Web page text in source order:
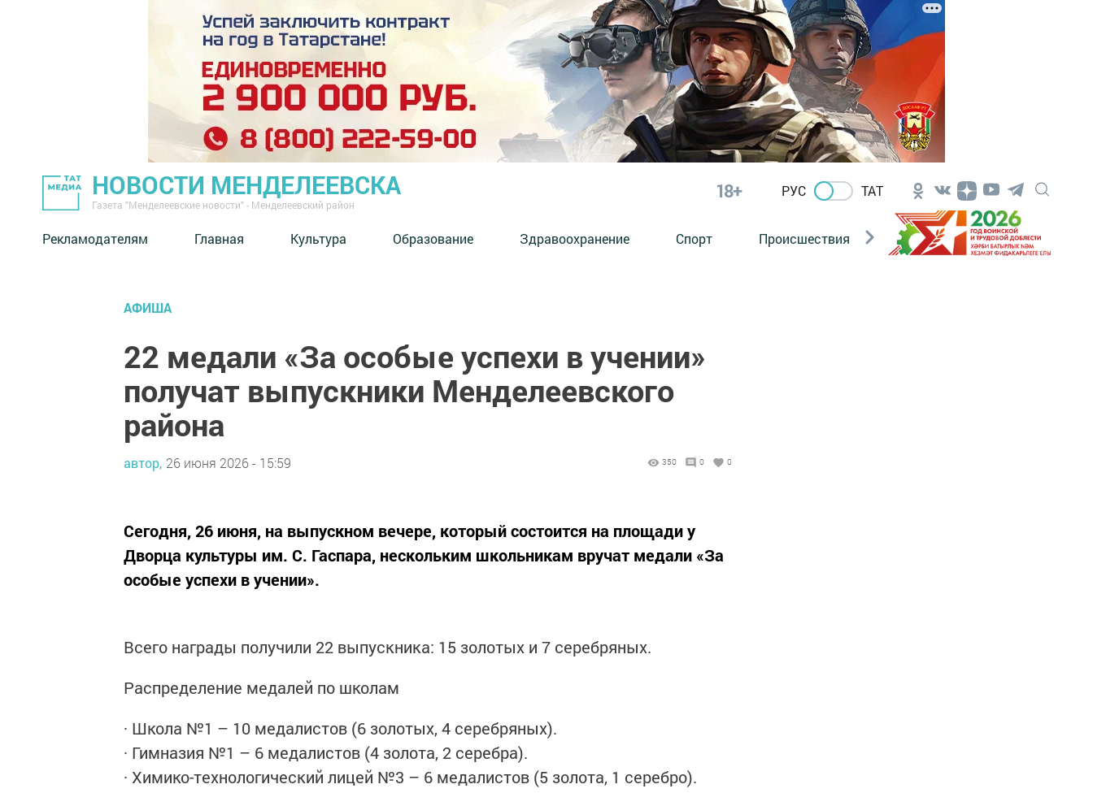
НОВОСТИ МЕНДЕЛЕЕВСКА
Газета "Менделеевские новости" - Менделеевский район
18+ РУС ТАТ
Рекламодателям Главная Культура Образование Здравоохранение Спорт Происшествия Новости Госавтоинспекции
АФИША
22 медали «За особые успехи в учении»
получат выпускники Менделеевского
района
автор, 26 июня 2026 - 15:59 350 0 0
Сегодня, 26 июня, на выпускном вечере, который состоится на площади у
Дворца культуры им. С. Гаспара, нескольким школьникам вручат медали «За
особые успехи в учении».
Всего награды получили 22 выпускника: 15 золотых и 7 серебряных.
Распределение медалей по школам
· Школа №1 – 10 медалистов (6 золотых, 4 серебряных).
· Гимназия №1 – 6 медалистов (4 золота, 2 серебра).
· Химико-технологический лицей №3 – 6 медалистов (5 золота, 1 серебро).